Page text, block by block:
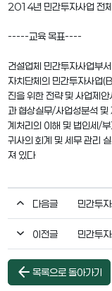
2014년 민간투자사업 전
-----교육 목표----
건설업체 민간투자사업부
자치단체의 민간투자사업
진을 위한 전략 및 사업제
과 협상실무/사업성분석
계처리의 이해 및 법인세/
귀사의 회계 및 세무 관리
져 있다
다음글 민간투
이전글 민간투
arrow_back 목록으로 돌아가기